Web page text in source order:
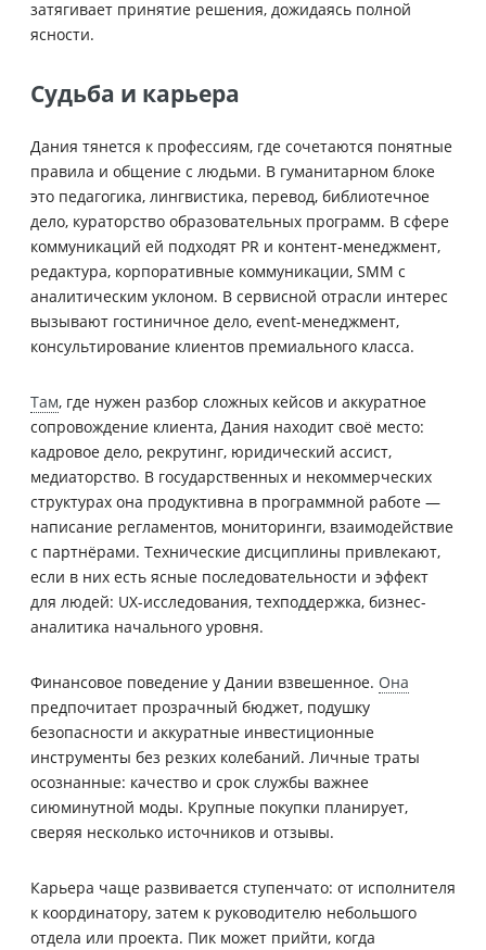
затягивает принятие решения, дожидаясь полной
ясности.
Судьба и карьера
Дания тянется к профессиям, где сочетаются понятные
правила и общение с людьми. В гуманитарном блоке
это педагогика, лингвистика, перевод, библиотечное
дело, кураторство образовательных программ. В сфере
коммуникаций ей подходят PR и контент-менеджмент,
редактура, корпоративные коммуникации, SMM с
аналитическим уклоном. В сервисной отрасли интерес
вызывают гостиничное дело, event-менеджмент,
консультирование клиентов премиального класса.
Там, где нужен разбор сложных кейсов и аккуратное
сопровождение клиента, Дания находит своё место:
кадровое дело, рекрутинг, юридический ассист,
медиаторство. В государственных и некоммерческих
структурах она продуктивна в программной работе —
написание регламентов, мониторинги, взаимодействие
с партнёрами. Технические дисциплины привлекают,
если в них есть ясные последовательности и эффект
для людей: UX-исследования, техподдержка, бизнес-
аналитика начального уровня.
Финансовое поведение у Дании взвешенное. Она
предпочитает прозрачный бюджет, подушку
безопасности и аккуратные инвестиционные
инструменты без резких колебаний. Личные траты
осознанные: качество и срок службы важнее
сиюминутной моды. Крупные покупки планирует,
сверяя несколько источников и отзывы.
Карьера чаще развивается ступенчато: от исполнителя
к координатору, затем к руководителю небольшого
отдела или проекта. Пик может прийти, когда